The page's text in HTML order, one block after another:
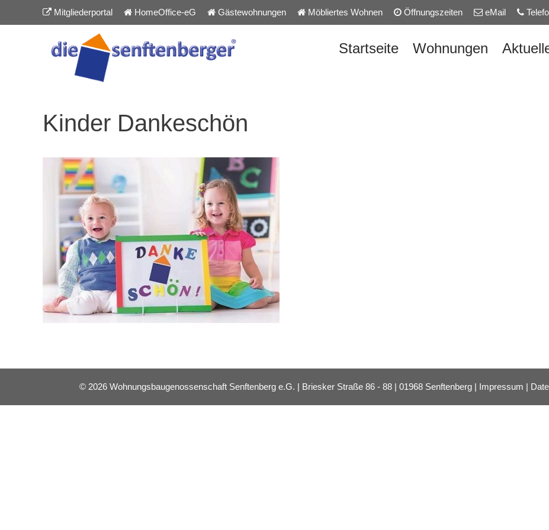
Mitgliederportal HomeOffice-eG Gästewohnungen Möbliertes Wohnen Öffnungszeiten eMail
Startseite Wohnungen
Kinder Dankeschön
© 2026 Wohnungsbaugenossenschaft Senftenberg e.G. | Briesker Straße 86 - 88 | 01968 Senftenberg | Impressum |